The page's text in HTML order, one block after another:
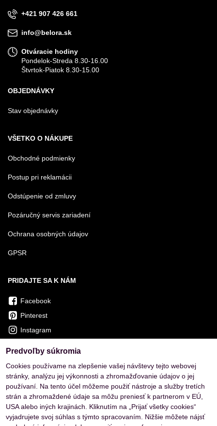
+421 907 426 661
info@belora.sk
Otváracie hodiny
Pondelok-Streda 8.30-16.00
Štvrtok-Piatok 8.30-15.00
OBJEDNÁVKY
Stav objednávky
VŠETKO O NÁKUPE
Obchodné podmienky
Postup pri reklamácii
Odstúpenie od zmluvy
Pozáručný servis zariadení
Ochrana osobných údajov
GPSR
PRIDAJTE SA K NÁM
Facebook
Pinterest
Instagram
Predvoľby súkromia
Cookies používame na zlepšenie vašej návštevy tejto webovej
stránky, analýzu jej výkonnosti a zhromažďovanie údajov o jej
používaní. Na tento účel môžeme použiť nástroje a služby tretích
strán a zhromaždené údaje sa môžu preniesť k partnerom v EÚ,
USA alebo iných krajinách. Kliknutím na „Prijať všetky cookies“
vyjadrujete svoj súhlas s týmto spracovaním. Nižšie môžete nájsť